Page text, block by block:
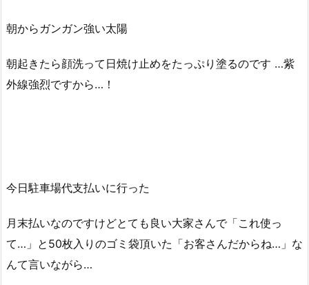
朝からガンガン強い太陽
朝起きたら顔洗って日焼け止めをたっぷり塗るのです …紫
外線強烈ですから…！
今日駐車場代支払いに行った
月末払いなのですけどとても良い大家さんで「これ使っ
て…」と50枚入りのゴミ袋頂いた「お客さんだからね…」な
んて言いながら…